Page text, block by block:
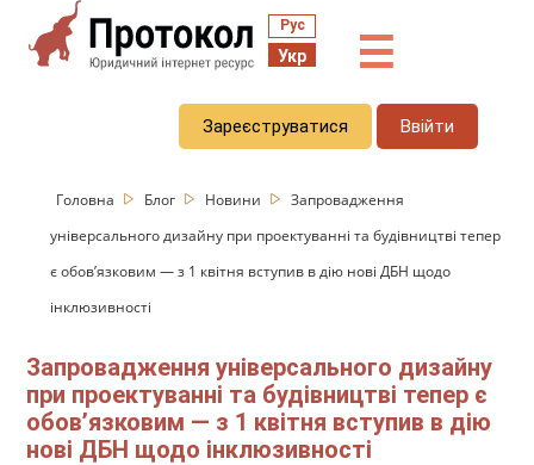
Рус
Укр ☰
Зареєструватися Ввійти
Головна Блог Новини
Запровадження
універсального дизайну при проектуванні та будівництві тепер
є обов’язковим — з 1 квітня вступив в дію нові ДБН щодо
інклюзивності
Запровадження універсального дизайну
при проектуванні та будівництві тепер є
обов’язковим — з 1 квітня вступив в дію
нові ДБН щодо інклюзивності